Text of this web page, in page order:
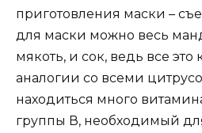
приготовления маски –
для маски можно весь
мякоть, и сок, ведь все
аналогии со всеми
находиться много
группы В, необходимый